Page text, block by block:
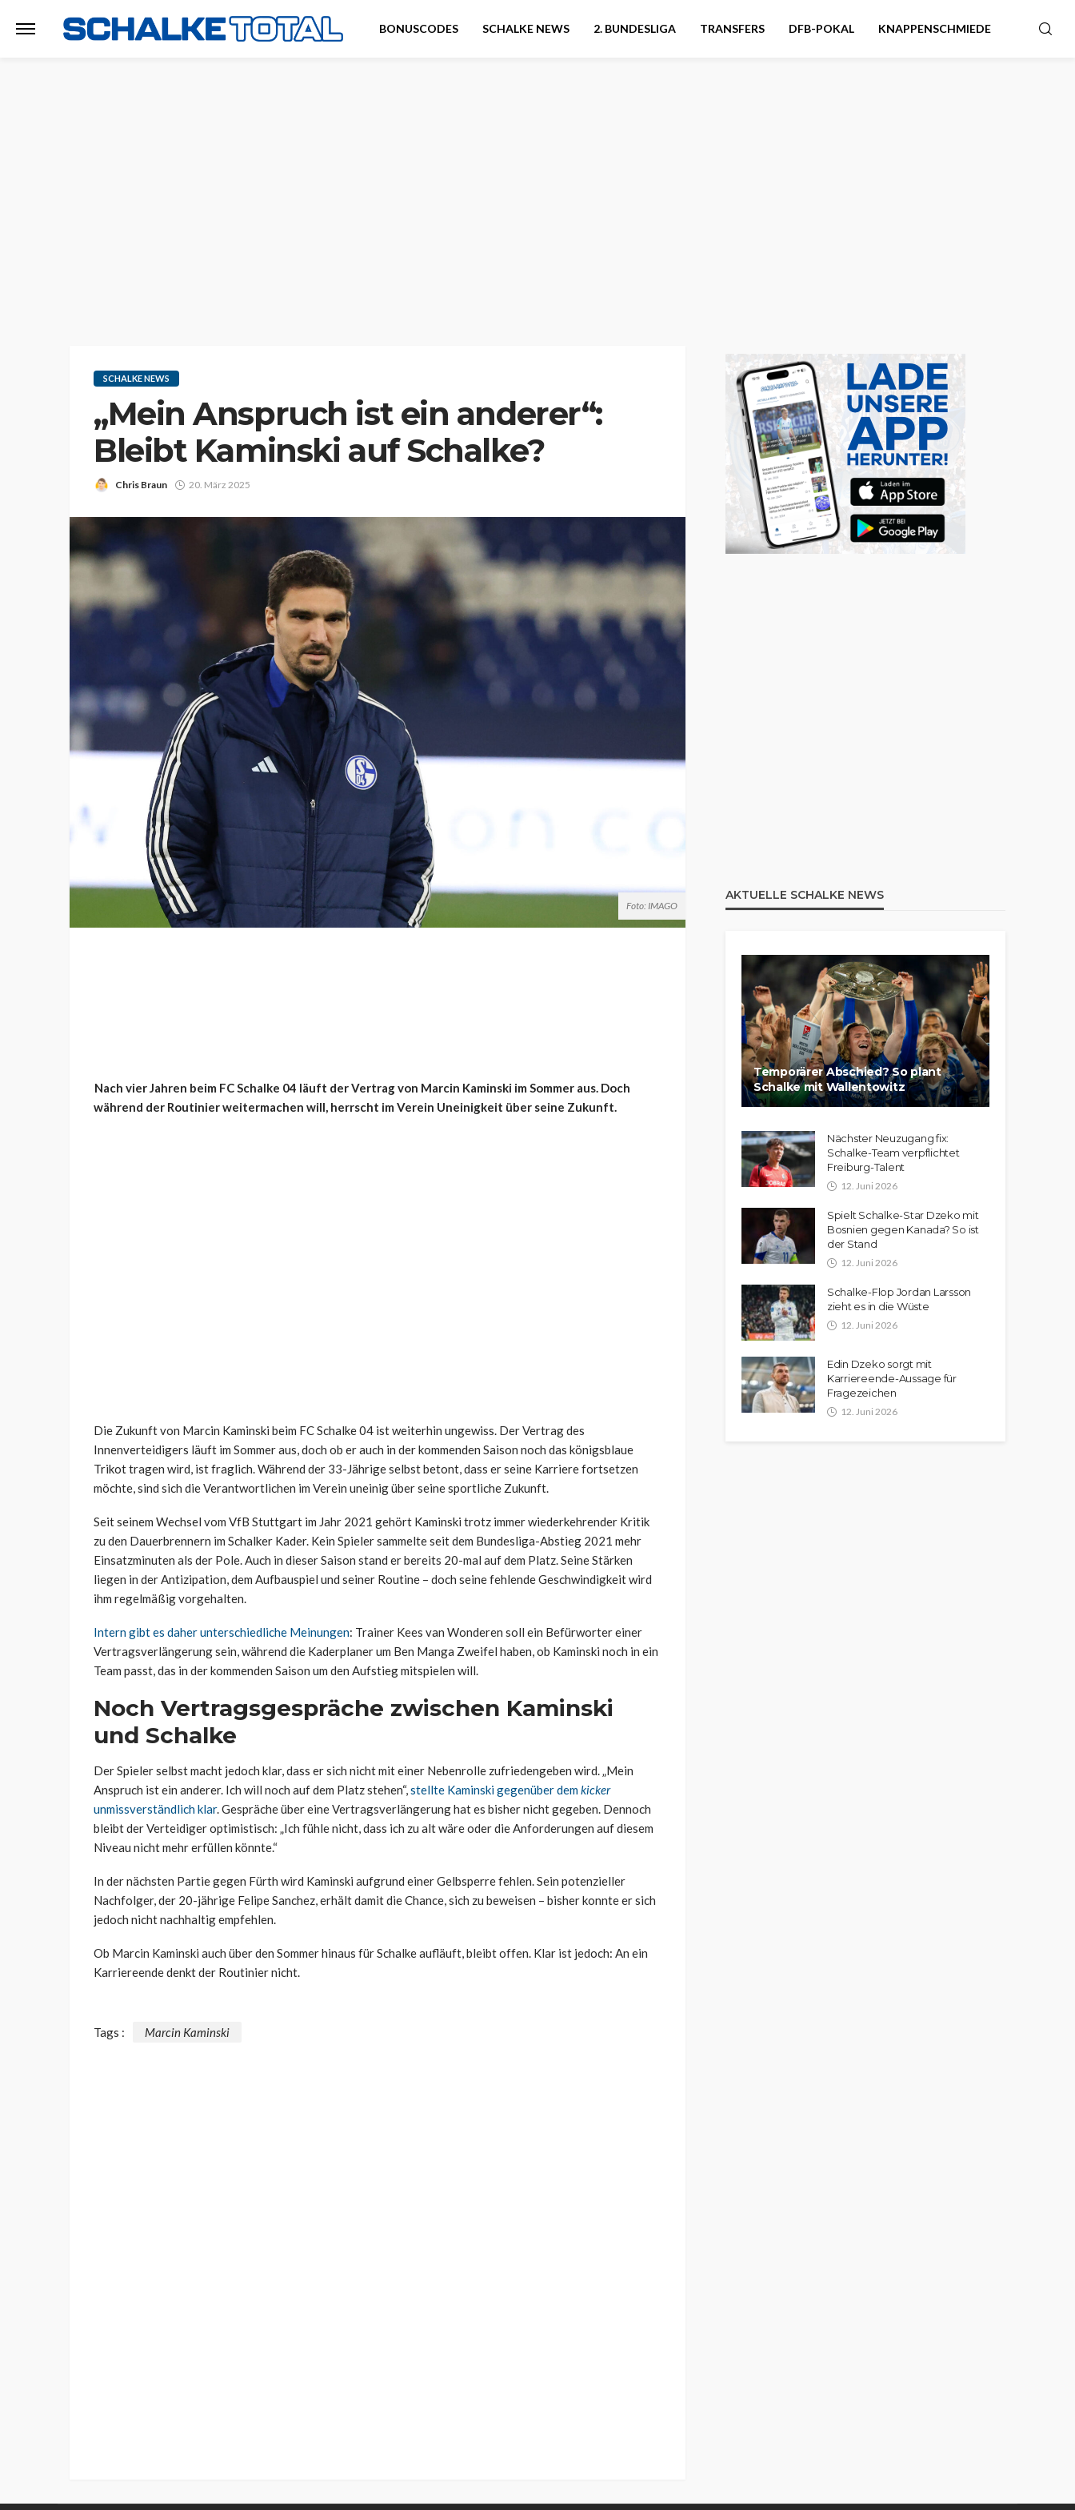
BONUSCODES SCHALKE NEWS 2. BUNDESLIGA TRANSFERS DFB-POKAL KNAPPENSCHMIEDE
SCHALKE NEWS
„Mein Anspruch ist ein anderer“:
Bleibt Kaminski auf Schalke?
Chris Braun 20. März 2025
Foto: IMAGO
Nach vier Jahren beim FC Schalke 04 läuft der Vertrag von Marcin Kaminski im Sommer aus. Doch
während der Routinier weitermachen will, herrscht im Verein Uneinigkeit über seine Zukunft.
Die Zukunft von Marcin Kaminski beim FC Schalke 04 ist weiterhin ungewiss. Der Vertrag des
Innenverteidigers läuft im Sommer aus, doch ob er auch in der kommenden Saison noch das königsblaue
Trikot tragen wird, ist fraglich. Während der 33-Jährige selbst betont, dass er seine Karriere fortsetzen
möchte, sind sich die Verantwortlichen im Verein uneinig über seine sportliche Zukunft.
Seit seinem Wechsel vom VfB Stuttgart im Jahr 2021 gehört Kaminski trotz immer wiederkehrender Kritik
zu den Dauerbrennern im Schalker Kader. Kein Spieler sammelte seit dem Bundesliga-Abstieg 2021 mehr
Einsatzminuten als der Pole. Auch in dieser Saison stand er bereits 20-mal auf dem Platz. Seine Stärken
liegen in der Antizipation, dem Aufbauspiel und seiner Routine – doch seine fehlende Geschwindigkeit wird
ihm regelmäßig vorgehalten.
Intern gibt es daher unterschiedliche Meinungen: Trainer Kees van Wonderen soll ein Befürworter einer
Vertragsverlängerung sein, während die Kaderplaner um Ben Manga Zweifel haben, ob Kaminski noch in ein
Team passt, das in der kommenden Saison um den Aufstieg mitspielen will.
Noch Vertragsgespräche zwischen Kaminski
und Schalke
Der Spieler selbst macht jedoch klar, dass er sich nicht mit einer Nebenrolle zufriedengeben wird. „Mein
Anspruch ist ein anderer. Ich will noch auf dem Platz stehen“,stellte Kaminski gegenüber demkicker
unmissverständlich klar. Gespräche über eine Vertragsverlängerung hat es bisher nicht gegeben. Dennoch
bleibt der Verteidiger optimistisch: „Ich fühle nicht, dass ich zu alt wäre oder die Anforderungen auf diesem
Niveau nicht mehr erfüllen könnte.“
In der nächsten Partie gegen Fürth wird Kaminski aufgrund einer Gelbsperre fehlen. Sein potenzieller
Nachfolger, der 20-jährige Felipe Sanchez, erhält damit die Chance, sich zu beweisen – bisher konnte er sich
jedoch nicht nachhaltig empfehlen.
Ob Marcin Kaminski auch über den Sommer hinaus für Schalke aufläuft, bleibt offen. Klar ist jedoch: An ein
Karriereende denkt der Routinier nicht.
Tags : Marcin Kaminski
AKTUELLE SCHALKE NEWS
Temporärer Abschied? So plant
Schalke mit Wallentowitz
Nächster Neuzugang fix:
Schalke-Team verpflichtet
Freiburg-Talent
12. Juni 2026
Spielt Schalke-Star Dzeko mit
Bosnien gegen Kanada? So ist
der Stand
12. Juni 2026
Schalke-Flop Jordan Larsson
zieht es in die Wüste
12. Juni 2026
Edin Dzeko sorgt mit
Karriereende-Aussage für
Fragezeichen
12. Juni 2026